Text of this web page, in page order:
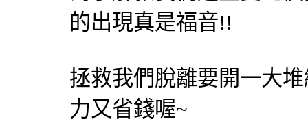
的出現真是福音!!
拯救我們脫離要開一大
力又省錢喔~